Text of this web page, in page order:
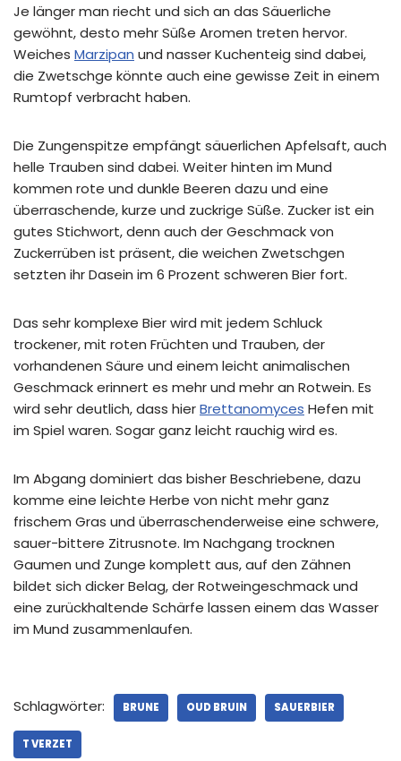
Je länger man riecht und sich an das Säuerliche
gewöhnt, desto mehr Süße Aromen treten hervor.
Weiches Marzipan und nasser Kuchenteig sind dabei,
die Zwetschge könnte auch eine gewisse Zeit in einem
Rumtopf verbracht haben.
Die Zungenspitze empfängt säuerlichen Apfelsaft, auch
helle Trauben sind dabei. Weiter hinten im Mund
kommen rote und dunkle Beeren dazu und eine
überraschende, kurze und zuckrige Süße. Zucker ist ein
gutes Stichwort, denn auch der Geschmack von
Zuckerrüben ist präsent, die weichen Zwetschgen
setzten ihr Dasein im 6 Prozent schweren Bier fort.
Das sehr komplexe Bier wird mit jedem Schluck
trockener, mit roten Früchten und Trauben, der
vorhandenen Säure und einem leicht animalischen
Geschmack erinnert es mehr und mehr an Rotwein. Es
wird sehr deutlich, dass hierBrettanomyces Hefen mit
im Spiel waren. Sogar ganz leicht rauchig wird es.
Im Abgang dominiert das bisher Beschriebene, dazu
komme eine leichte Herbe von nicht mehr ganz
frischem Gras und überraschenderweise eine schwere,
sauer-bittere Zitrusnote. Im Nachgang trocknen
Gaumen und Zunge komplett aus, auf den Zähnen
bildet sich dicker Belag, der Rotweingeschmack und
eine zurückhaltende Schärfe lassen einem das Wasser
im Mund zusammenlaufen.
Schlagwörter: BRUNE OUD BRUIN SAUERBIER
T VERZET